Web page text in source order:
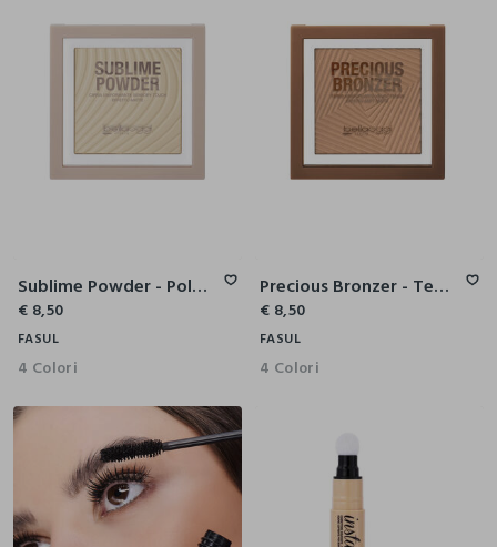
Sublime Powder - Polvere Opacizzante Sensory Touch Effetto Shine Poreless
€ 8,50
FASUL
4 Colori
Precious Bronzer - Terra Abbronzante Soft Matte
€ 8,50
FASUL
4 Colori